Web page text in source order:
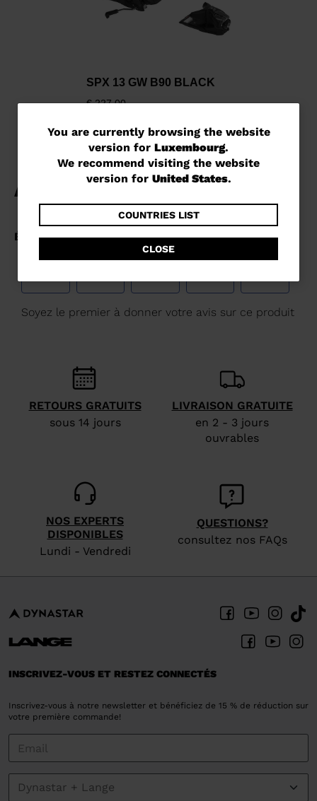
You
are
currently
website
version
for
Luxembourg
visiting
website
version
States.
You are currently browsing the website
version for Luxembourg.
We recommend visiting the website
version for United States.
COUNTRIES LIST
CLOSE
SPX 13 GW B90 BLACK
€ 227,00
RETOURS GRATUITS
sous 14 jours
LIVRAISON GRATUITE
en 2 - 3 jours
ouvrables
NOS EXPERTS
DISPONIBLES
Lundi - Vendredi
QUESTIONS?
consultez nos FAQs
INSCRIVEZ-VOUS ET RESTEZ CONNECTÉS
Inscrivez-vous à notre newsletter et bénéficiez de 15 % de réduction sur
votre première commande!